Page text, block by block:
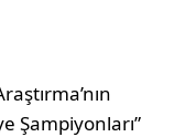
Şampiyonları”